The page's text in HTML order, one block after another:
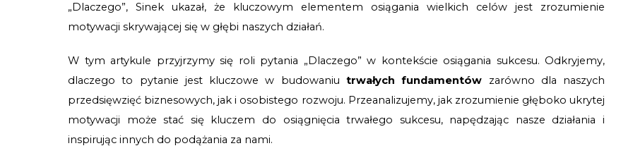
„Dlaczego”, Sinek ukazał, że kluczowym elementem osiągania wielkich celów jest zrozumienie
motywacji skrywającej się w głębi naszych działań.
W tym artykule przyjrzymy się roli pytania „Dlaczego” w kontekście osiągania sukcesu. Odkryjemy,
dlaczego to pytanie jest kluczowe w budowaniu trwałych fundamentów zarówno dla naszych
przedsięwzięć biznesowych, jak i osobistego rozwoju. Przeanalizujemy, jak zrozumienie głęboko ukrytej
motywacji może stać się kluczem do osiągnięcia trwałego sukcesu, napędzając nasze działania i
inspirując innych do podążania za nami.